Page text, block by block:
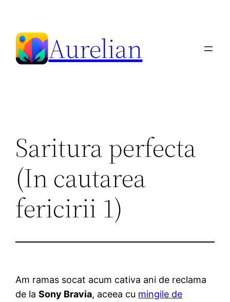
content
Aurelian
Saritura perfecta
(In cautarea
fericirii 1)
Am ramas socat acum cativa ani de reclama
de laSony Bravia, aceea cu mingile de